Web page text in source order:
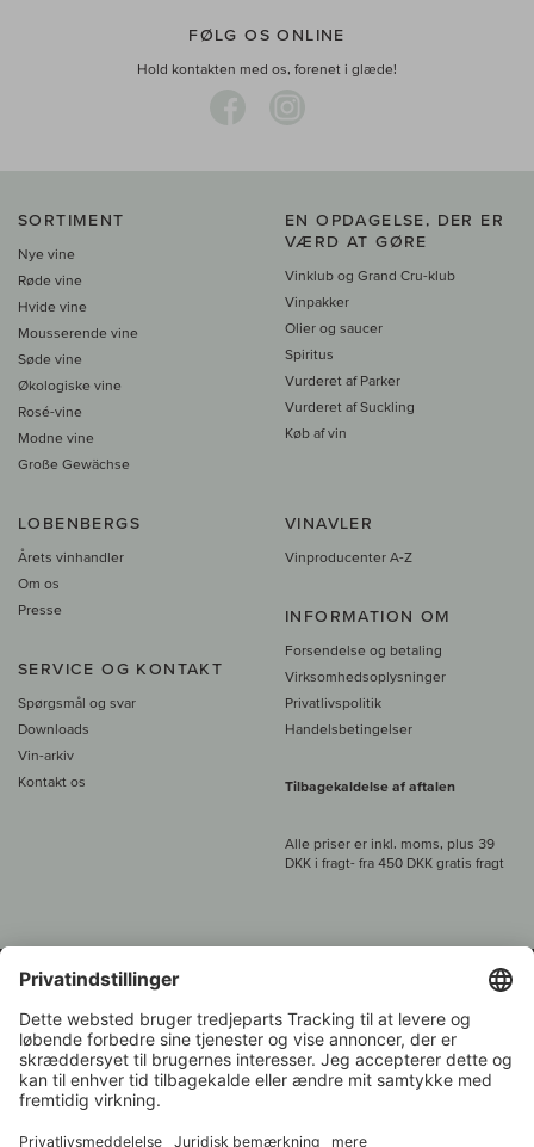
FØLG OS ONLINE
Hold kontakten med os, forenet i glæde!
SORTIMENT
Nye vine
Røde vine
Hvide vine
Mousserende vine
Søde vine
Økologiske vine
Rosé-vine
Modne vine
Große Gewächse
EN OPDAGELSE, DER ER
VÆRD AT GØRE
Vinklub og Grand Cru-klub
Vinpakker
Olier og saucer
Spiritus
Vurderet af Parker
Vurderet af Suckling
Køb af vin
LOBENBERGS
Årets vinhandler
Om os
Presse
SERVICE OG KONTAKT
Spørgsmål og svar
Downloads
Vin-arkiv
Kontakt os
VINAVLER
Vinproducenter A-Z
INFORMATION OM
Forsendelse og betaling
Virksomhedsoplysninger
Privatlivspolitik
Handelsbetingelser
Tilbagekaldelse af aftalen
Alle priser er inkl. moms, plus 39
DKK i fragt- fra 450 DKK gratis fragt
Kundeservice:
+49 421 696 797-0
1.000 vinavlere –
Over 7.000 vine
Vinhandler